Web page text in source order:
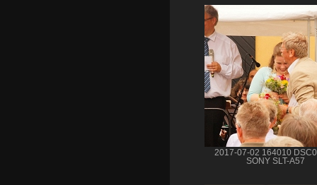
2017-07-02 164010
SONY SLT-A57